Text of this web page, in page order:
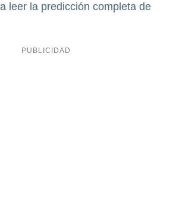
leer la predicción completa de